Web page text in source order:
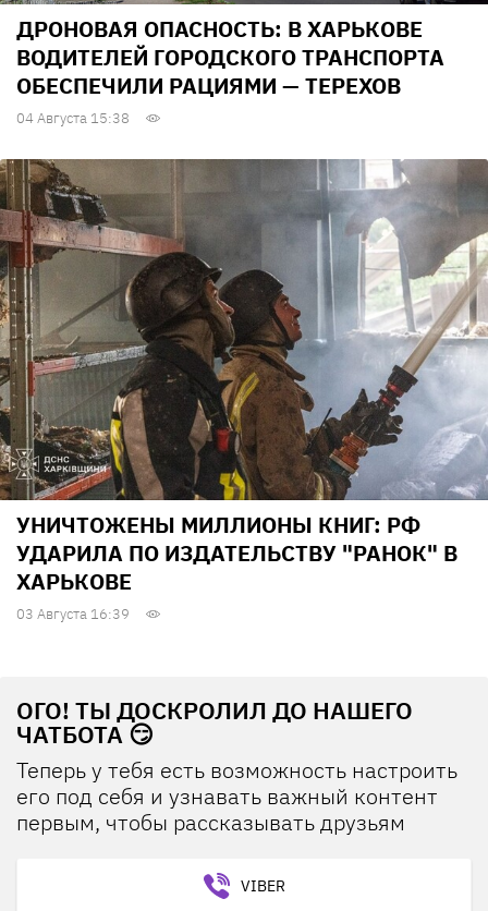
ДРОНОВАЯ ОПАСНОСТЬ: В ХАРЬКОВЕ
ВОДИТЕЛЕЙ ГОРОДСКОГО ТРАНСПОРТА
ОБЕСПЕЧИЛИ РАЦИЯМИ — ТЕРЕХОВ
04 Августа 15:38
УНИЧТОЖЕНЫ МИЛЛИОНЫ КНИГ: РФ
УДАРИЛА ПО ИЗДАТЕЛЬСТВУ "РАНОК" В
ХАРЬКОВЕ
03 Августа 16:39
ОГО! ТЫ ДОСКРОЛИЛ ДО НАШЕГО
ЧАТБОТА 😏
Теперь у тебя есть возможность настроить
его под себя и узнавать важный контент
первым, чтобы рассказывать друзьям
VIBER